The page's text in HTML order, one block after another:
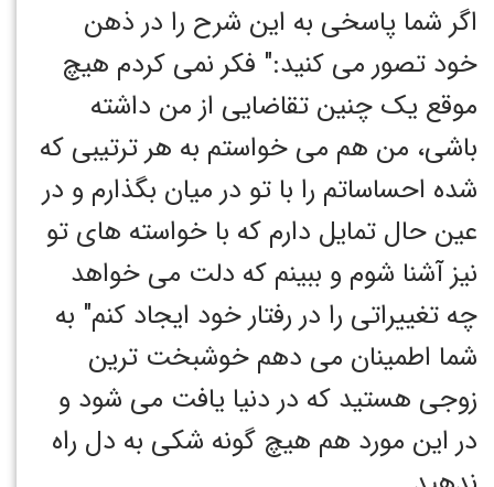
اگر شما پاسخی به این شرح را در ذهن
خود تصور می کنید:" فکر نمی کردم هیچ
موقع یک چنین تقاضایی از من داشته
باشی، من هم می خواستم به هر ترتیبی که
شده احساساتم را با تو در میان بگذارم و در
عین حال تمایل دارم که با خواسته های تو
نیز آشنا شوم و ببینم که دلت می خواهد
چه تغییراتی را در رفتار خود ایجاد کنم" به
شما اطمینان می دهم خوشبخت ترین
زوجی هستید که در دنیا یافت می شود و
در این مورد هم هیچ گونه شکی به دل راه